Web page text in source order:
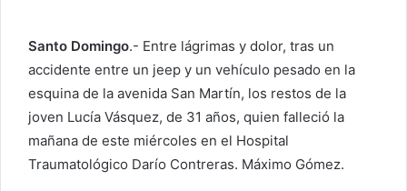
r
u
n
c
o
r
Santo Domingo.- Entre lágrimas y dolor, tras un
accidente entre un jeep y un vehículo pesado en la
esquina de la avenida San Martín, los restos de la
joven Lucía Vásquez, de 31 años, quien falleció la
mañana de este miércoles en el Hospital
Traumatológico Darío Contreras. Máximo Gómez.